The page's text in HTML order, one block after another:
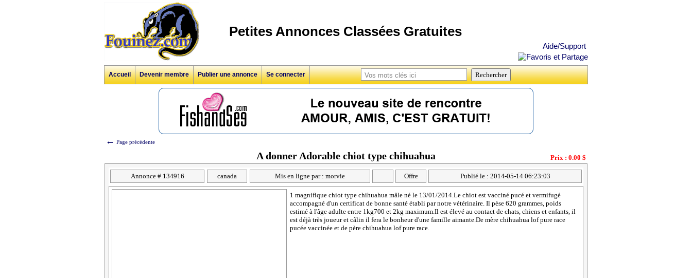
Petites Annonces Classées Gratuites
Aide/Support
Accueil Devenir membre Publier une annonce Se connecter
← Page précédente
A donner Adorable chiot type chihuahua Prix : 0.00 $
Annonce # 134916 canada Mis en ligne par : morvie Offre Publié le : 2014-05-14 06:23:03
1 magnifique chiot type chihuahua mâle né le 13/01/2014.Le chiot est vacciné pucé et vermifugé
accompagné d'un certificat de bonne santé établi par notre vétérinaire. Il pèse 620 grammes, poids
estimé à l'âge adulte entre 1kg700 et 2kg maximum.Il est élevé au contact de chats, chiens et enfants, il
est déjà très joueur et câlin il fera le bonheur d'une famille aimante.De mère chihuahua lof pure race
pucée vaccinée et de père chihuahua lof pure race.